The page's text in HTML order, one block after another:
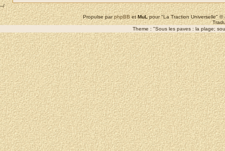
--/
Propulse parphpBBetMuLpour "La Traction Universelle"
Theme : "Sous les paves : la plage;